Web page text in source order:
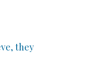
they